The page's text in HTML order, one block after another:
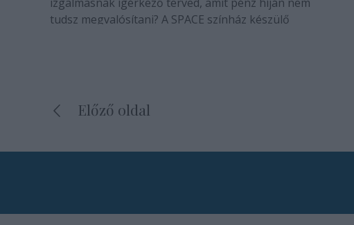
tudsz megvalósítani? A SPACE színház készülő
Előző oldal